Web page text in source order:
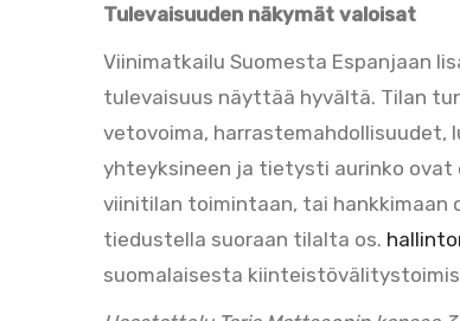
Tulevaisuuden näkymät valoisat
Viinimatkailu Suomesta Espanjaan
tulevaisuus näyttää hyvältä. Tilan
vetovoima,
yhteyksineen ja tietysti aurinko
viinitilan toimintaan, tai hankkimaan
tiedustella suoraan tilalta os.
suomalaisesta